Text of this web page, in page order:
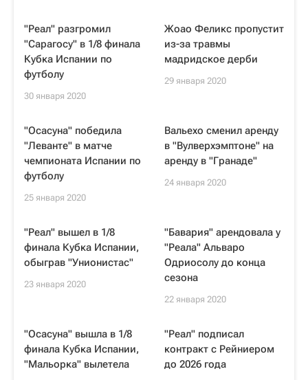
"Реал" разгромил
"Сарагосу" в 1/8 финала
Кубка Испании по
футболу
30 января 2020
Жоао Феликс пропустит
из-за травмы
мадридское дерби
29 января 2020
"Осасуна" победила
"Леванте" в матче
чемпионата Испании по
футболу
25 января 2020
Вальехо сменил аренду
в "Вулверхэмптоне" на
аренду в "Гранаде"
24 января 2020
"Реал" вышел в 1/8
финала Кубка Испании,
обыграв "Унионистас"
23 января 2020
"Бавария" арендовала у
"Реала" Альваро
Одриосолу до конца
сезона
22 января 2020
"Осасуна" вышла в 1/8
финала Кубка Испании,
"Мальорка" вылетела
"Реал" подписал
контракт с Рейниером
до 2026 года